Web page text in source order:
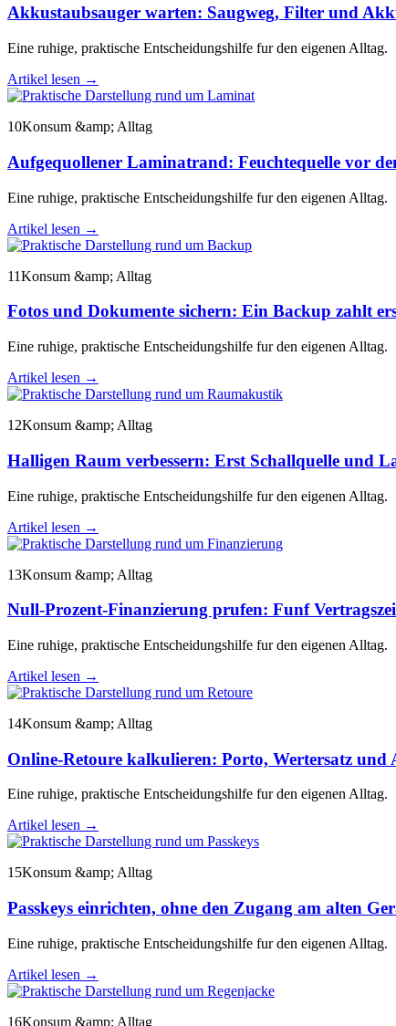
Akkustaubsauger warten: Saugweg, Filter und
Eine ruhige, praktische Entscheidungshilfe fur den eigenen Alltag.
Artikel lesen →
10Konsum &amp; Alltag
Aufgequollener Laminatrand: Feuchtequelle vor
Eine ruhige, praktische Entscheidungshilfe fur den eigenen Alltag.
Artikel lesen →
11Konsum &amp; Alltag
Fotos und Dokumente sichern: Ein Backup zahlt
Eine ruhige, praktische Entscheidungshilfe fur den eigenen Alltag.
Artikel lesen →
12Konsum &amp; Alltag
Halligen Raum verbessern: Erst Schallquelle und
Eine ruhige, praktische Entscheidungshilfe fur den eigenen Alltag.
Artikel lesen →
13Konsum &amp; Alltag
Null-Prozent-Finanzierung prufen: Funf
Eine ruhige, praktische Entscheidungshilfe fur den eigenen Alltag.
Artikel lesen →
14Konsum &amp; Alltag
Online-Retoure kalkulieren: Porto, Wertersatz und
Eine ruhige, praktische Entscheidungshilfe fur den eigenen Alltag.
Artikel lesen →
15Konsum &amp; Alltag
Passkeys einrichten, ohne den Zugang am alten
Eine ruhige, praktische Entscheidungshilfe fur den eigenen Alltag.
Artikel lesen →
16Konsum &amp; Alltag